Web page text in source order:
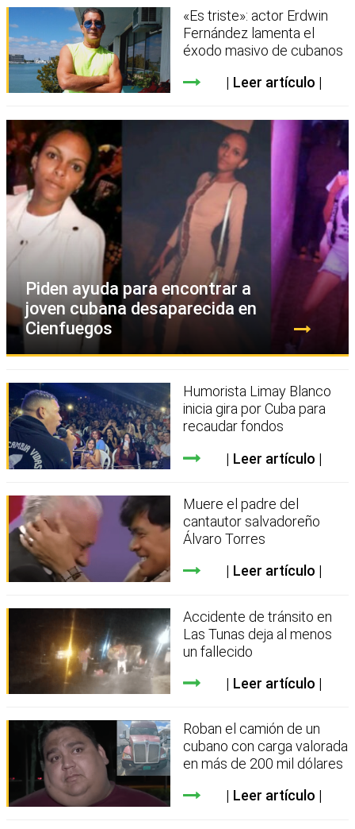
«Es triste»: actor Erdwin
Fernández lamenta el
éxodo masivo de cubanos
Leer artículo
Piden ayuda para encontrar a
joven cubana desaparecida en
Cienfuegos
Humorista Limay Blanco
inicia gira por Cuba para
recaudar fondos
Leer artículo
Muere el padre del
cantautor salvadoreño
Álvaro Torres
Leer artículo
Accidente de tránsito en
Las Tunas deja al menos
un fallecido
Leer artículo
Roban el camión de un
cubano con carga valorada
en más de 200 mil dólares
Leer artículo